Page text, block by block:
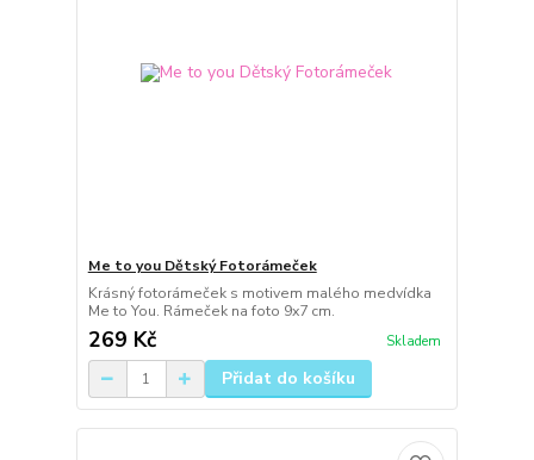
Me to you Dětský Fotorámeček
Krásný fotorámeček s motivem malého medvídka
Me to You. Rámeček na foto 9x7 cm.
269 Kč Skladem
Přidat do košíku